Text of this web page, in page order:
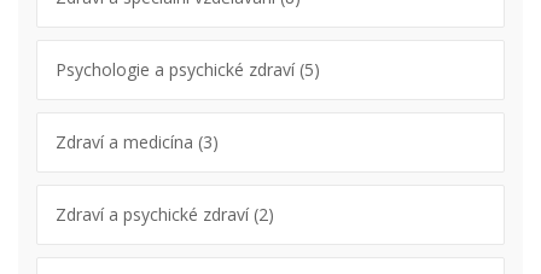
Psychologie a psychické zdraví(5)
Zdraví a medicína (3)
Zdraví a psychické zdraví(2)